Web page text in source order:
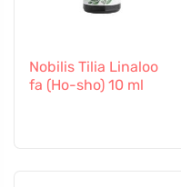
Nobilis Tilia Linaloo
fa (Ho-sho) 10 ml